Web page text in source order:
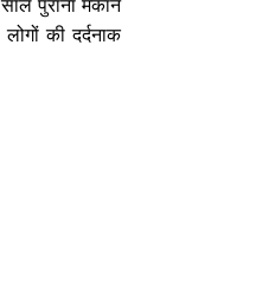
पुराना मकान
की दर्दनाक